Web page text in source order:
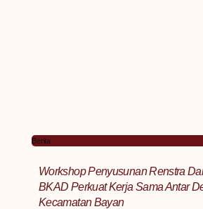
Berita
Workshop Penyusunan Renstra
BKAD Perkuat Kerja Sama Antar
Kecamatan Bayan